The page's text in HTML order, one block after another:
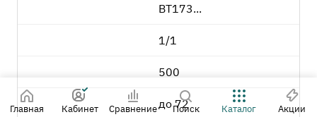
BT173...
1/1
500
до 72
Главная Кабинет Сравнение Поиск Каталог Акции